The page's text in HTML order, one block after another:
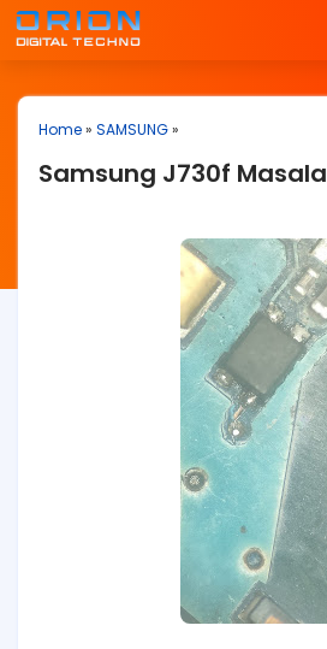
Home» SAMSUNG»
Samsung J730f